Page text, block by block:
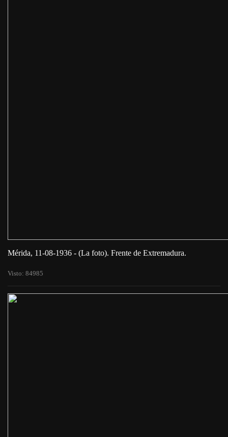
Mérida, 11-08-1936 - (La foto). Frente de Extremadura.
Visto: 84985